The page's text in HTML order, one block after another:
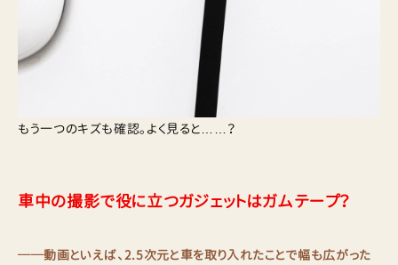
もう一つのキズも確認。よく見ると……？
車中の撮影で役に立つガジェットはガムテープ？
──動画といえば、2.5次元と車を取り入れたことで幅も広がった